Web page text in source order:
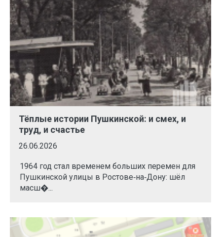
Тёплые истории Пушкинской: и смех, и
труд, и счастье
26.06.2026
1964 год стал временем больших перемен для
Пушкинской улицы в Ростове‑на‑Дону: шёл
масш�...